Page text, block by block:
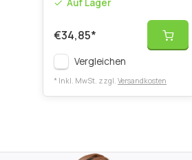
Auf Lager
€34,85*
Vergleichen
* Inkl. MwSt. zzgl. Versandkosten